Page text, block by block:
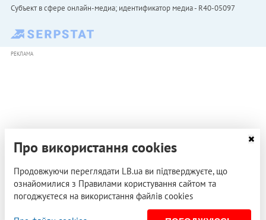
Субъект в сфере онлайн-медиа; идентификатор медиа - R40-05097
РЕКЛАМА
Про використання cookies
Продовжуючи переглядати LB.ua ви підтверджуєте, що
ознайомилися з Правилами користування сайтом та
погоджуєтеся на використання файлів cookies